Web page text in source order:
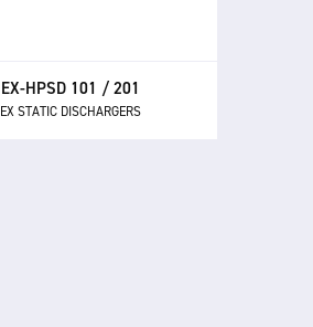
EX-HPSD 101 / 201
EX STATIC DISCHARGERS